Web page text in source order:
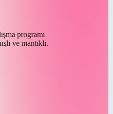
programı
ve mantıklı.